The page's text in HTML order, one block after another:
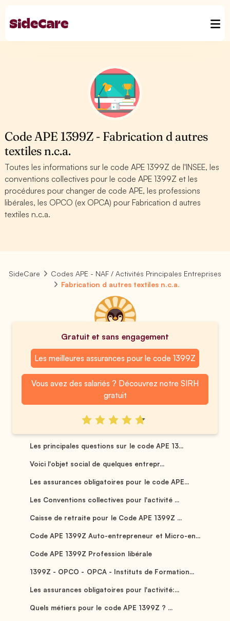
Code APE 1399Z - Fabrication d autres
textiles n.c.a.
Toutes les informations sur le code APE 1399Z de l'INSEE, les
conventions collectives pour le code APE 1399Z et les
procédures pour changer de code APE, les professions
libérales, les OPCO (ex OPCA) pour Fabrication d autres
textiles n.c.a.
SideCare
Codes APE - NAF / Activités Principales Entreprises
Fabrication d autres textiles n.c.a.
Gratuit et sans engagement
Les meilleures assurances pour le code 1399Z
Vous avez des salariés ? Découvrez notre SIRH
gratuit
Les principales questions sur le code APE 13...
Voici l'objet social de quelques entrepr...
Les assurances obligatoires pour le code APE...
Les Conventions collectives pour l'activité ...
Caisse de retraite pour le Code APE 1399Z ...
Code APE 1399Z Auto-entrepreneur et Micro-en...
Code APE 1399Z Profession libérale
1399Z - OPCO - OPCA - Instituts de Formation...
Les assurances obligatoires pour l'activité:...
Quels métiers pour le code APE 1399Z ? ...